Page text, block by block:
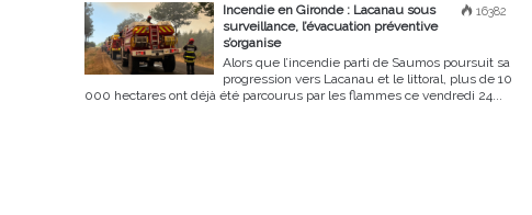
16382
Incendie en Gironde : Lacanau sous
surveillance, l’évacuation préventive
s’organise
Alors que l’incendie parti de Saumos poursuit sa
progression vers Lacanau et le littoral, plus de 10
000 hectares ont déjà été parcourus par les flammes ce vendredi 24...